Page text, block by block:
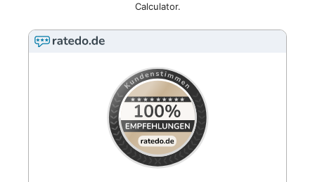
Calculator.